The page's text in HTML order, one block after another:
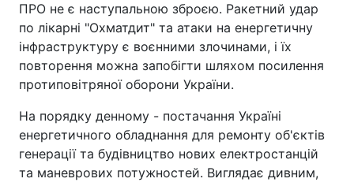
ПРО не є наступальною зброєю. Ракетний удар
по лікарні "Охматдит" та атаки на енергетичну
інфраструктуру є воєнними злочинами, і їх
повторення можна запобігти шляхом посилення
протиповітряної оборони України.
На порядку денному - постачання Україні
енергетичного обладнання для ремонту об'єктів
генерації та будівництво нових електростанцій
та маневрових потужностей. Виглядає дивним,